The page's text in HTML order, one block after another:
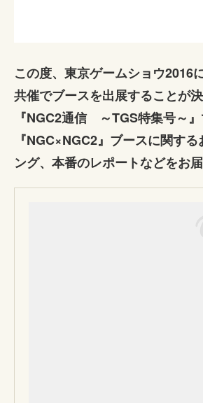
この度、東京ゲームショウ2016
共催でブースを出展することが
『NGC2通信 ～TGS特集号～』
『NGC×NGC2』ブースに関す
ング、本番のレポートなどをお